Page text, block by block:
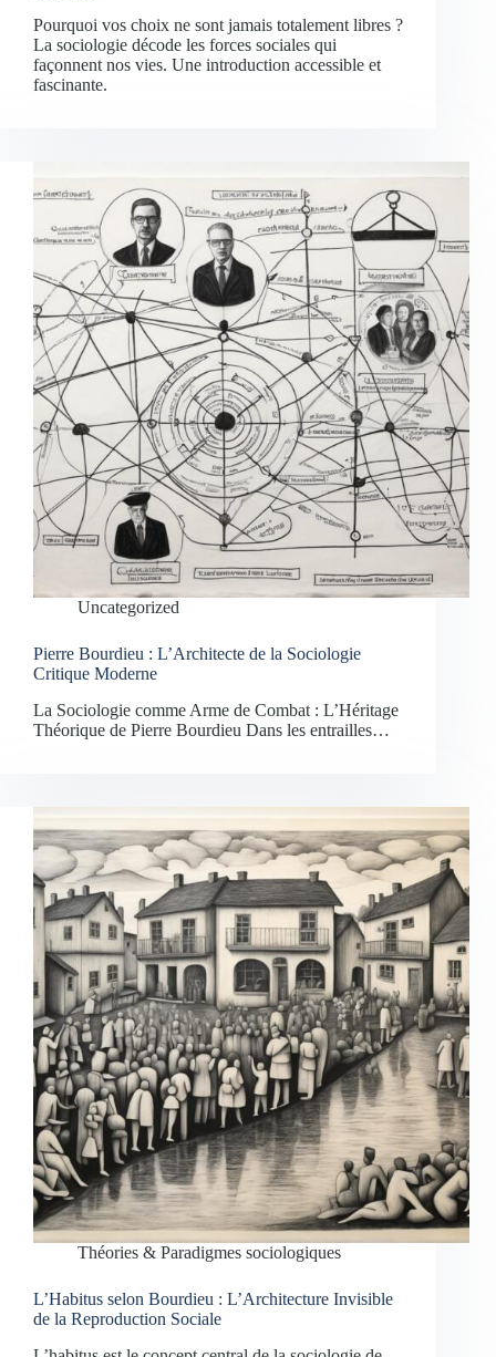
Pourquoi vos choix ne sont jamais totalement libres ?
La sociologie décode les forces sociales qui
façonnent nos vies. Une introduction accessible et
fascinante.
Uncategorized
Pierre Bourdieu : L’Architecte de la Sociologie
Critique Moderne
La Sociologie comme Arme de Combat : L’Héritage
Théorique de Pierre Bourdieu Dans les entrailles…
Théories & Paradigmes sociologiques
L’Habitus selon Bourdieu : L’Architecture Invisible
de la Reproduction Sociale